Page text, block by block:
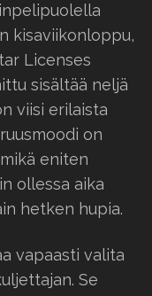
kisaviikonloppu,
Licenses
sisältää neljä
viisi erilaista
on
eniten
ollessa aika
hetken hupia.
vapaasti valita
Se